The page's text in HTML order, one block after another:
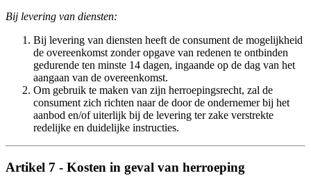
Bij levering van diensten:
Bij levering van diensten heeft de consument de mogelijkheid
de overeenkomst zonder opgave van redenen te ontbinden
gedurende ten minste 14 dagen, ingaande op de dag van het
aangaan van de overeenkomst.
Om gebruik te maken van zijn herroepingsrecht, zal de
consument zich richten naar de door de ondernemer bij het
aanbod en/of uiterlijk bij de levering ter zake verstrekte
redelijke en duidelijke instructies.
Artikel 7 - Kosten in geval van herroeping